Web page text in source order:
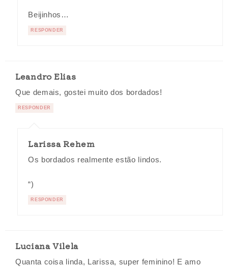
Beijinhos…
RESPONDER
Leandro Elias
Que demais, gostei muito dos bordados!
RESPONDER
Larissa Rehem
Os bordados realmente estão lindos.
“)
RESPONDER
Luciana Vilela
Quanta coisa linda, Larissa, super feminino! E amo